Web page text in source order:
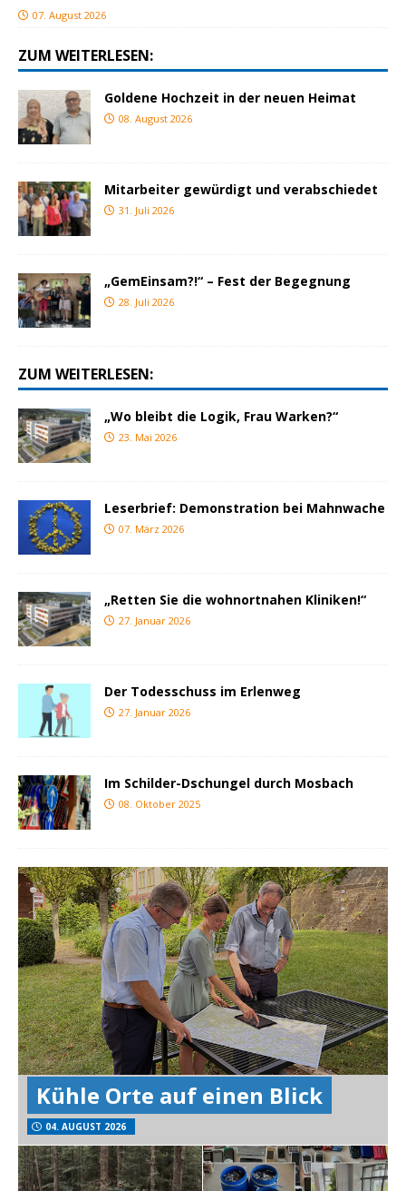
07. August 2026
ZUM WEITERLESEN:
Goldene Hochzeit in der neuen Heimat
08. August 2026
Mitarbeiter gewürdigt und verabschiedet
31. Juli 2026
„GemEinsam?!“ – Fest der Begegnung
28. Juli 2026
ZUM WEITERLESEN:
„Wo bleibt die Logik, Frau Warken?“
23. Mai 2026
Leserbrief: Demonstration bei Mahnwache
07. März 2026
„Retten Sie die wohnortnahen Kliniken!“
27. Januar 2026
Der Todesschuss im Erlenweg
27. Januar 2026
Im Schilder-Dschungel durch Mosbach
08. Oktober 2025
Kühle Orte auf einen Blick
04. AUGUST 2026